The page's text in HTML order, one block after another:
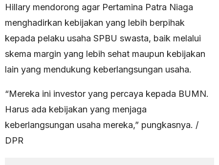
Hillary mendorong agar Pertamina Patra Niaga
menghadirkan kebijakan yang lebih berpihak
kepada pelaku usaha SPBU swasta, baik melalui
skema margin yang lebih sehat maupun kebijakan
lain yang mendukung keberlangsungan usaha.
“Mereka ini investor yang percaya kepada BUMN.
Harus ada kebijakan yang menjaga
keberlangsungan usaha mereka,” pungkasnya. /
DPR